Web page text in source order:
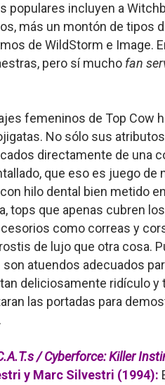
populares incluyen a
más un montón de tipos
de WildStorm e Image.
pero sí mucho fan
femeninos de Top Cow
No sólo sus
directamente de una
que eso es juego
hilo dental bien metido
tops que apenas cubren
como correas y
de lujo que otra cosa.
atuendos adecuados
deliciosamente ridículo
las portadas para
/ Cyberforce: Killer
y Marc Silvestri (1994):